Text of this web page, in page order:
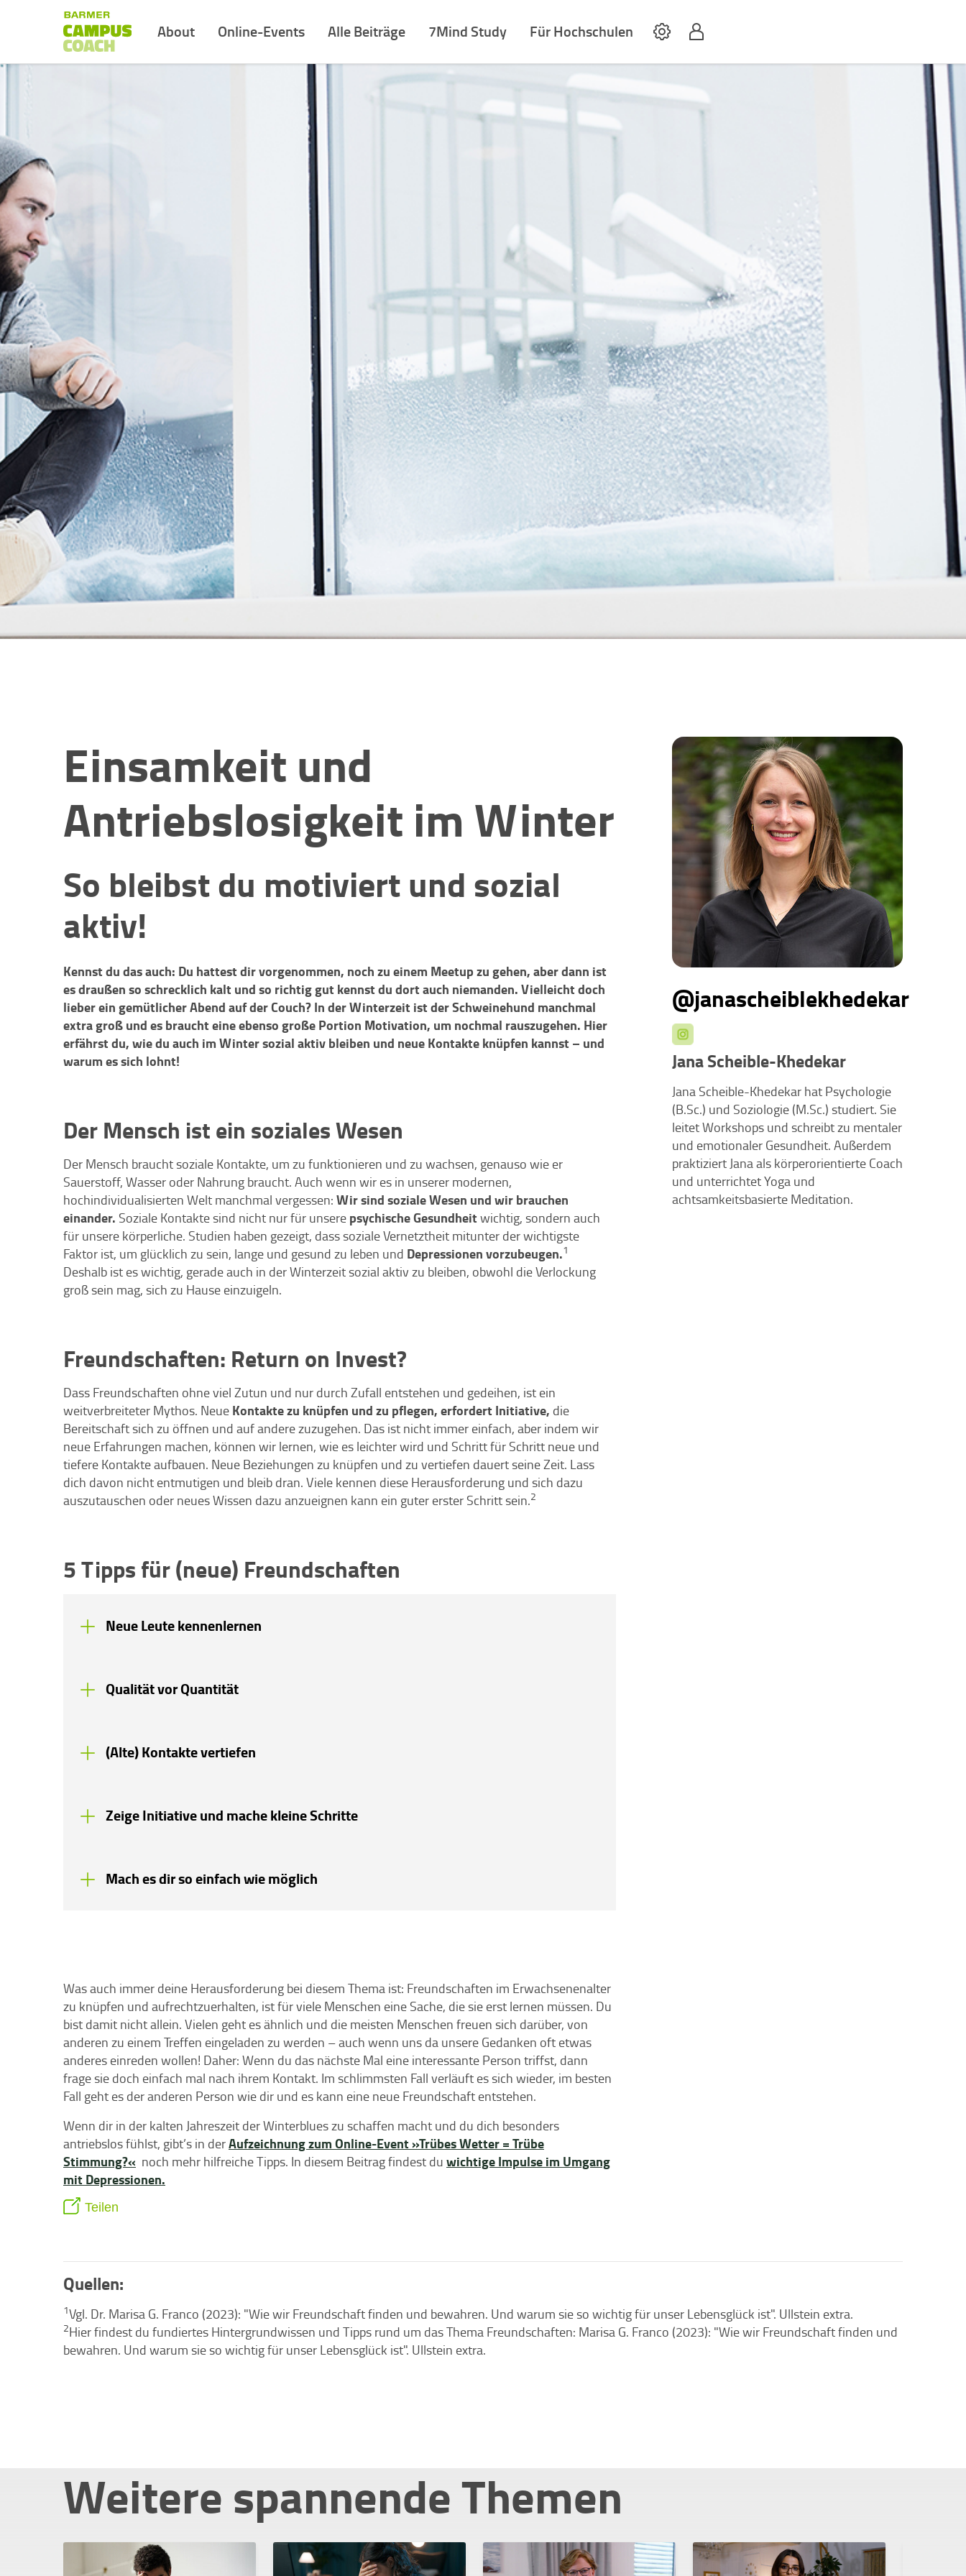
About Online-Events Alle Beiträge 7Mind Study Für Hochschulen SettingsProfil
Einsamkeit und
Antriebslosigkeit im Winter
So bleibst du motiviert und sozial
aktiv!
Kennst du das auch: Du hattest dir vorgenommen, noch zu einem Meetup zu gehen, aber dann ist
es draußen so schrecklich kalt und so richtig gut kennst du dort auch niemanden. Vielleicht doch
lieber ein gemütlicher Abend auf der Couch? In der Winterzeit ist der Schweinehund manchmal
extra groß und es braucht eine ebenso große Portion Motivation, um nochmal rauszugehen. Hier
erfährst du, wie du auch im Winter sozial aktiv bleiben und neue Kontakte knüpfen kannst – und
warum es sich lohnt!
Der Mensch ist ein soziales Wesen
Der Mensch braucht soziale Kontakte, um zu funktionieren und zu wachsen, genauso wie er
Sauerstoff, Wasser oder Nahrung braucht. Auch wenn wir es in unserer modernen,
hochindividualisierten Welt manchmal vergessen: Wir sind soziale Wesen und wir brauchen
einander. Soziale Kontakte sind nicht nur für unsere psychische Gesundheit wichtig, sondern auch
für unsere körperliche. Studien haben gezeigt, dass soziale Vernetztheit mitunter der wichtigste
Faktor ist, um glücklich zu sein, lange und gesund zu leben und Depressionen vorzubeugen.1
Deshalb ist es wichtig, gerade auch in der Winterzeit sozial aktiv zu bleiben, obwohl die Verlockung
groß sein mag, sich zu Hause einzuigeln.
Freundschaften: Return on Invest?
Dass Freundschaften ohne viel Zutun und nur durch Zufall entstehen und gedeihen, ist ein
weitverbreiteter Mythos. Neue Kontakte zu knüpfen und zu pflegen, erfordert Initiative, die
Bereitschaft sich zu öffnen und auf andere zuzugehen. Das ist nicht immer einfach, aber indem wir
neue Erfahrungen machen, können wir lernen, wie es leichter wird und Schritt für Schritt neue und
tiefere Kontakte aufbauen. Neue Beziehungen zu knüpfen und zu vertiefen dauert seine Zeit. Lass
dich davon nicht entmutigen und bleib dran. Viele kennen diese Herausforderung und sich dazu
auszutauschen oder neues Wissen dazu anzueignen kann ein guter erster Schritt sein.2
5 Tipps für (neue) Freundschaften
Neue Leute kennenlernen
Qualität vor Quantität
(Alte) Kontakte vertiefen
Zeige Initiative und mache kleine Schritte
Mach es dir so einfach wie möglich
Was auch immer deine Herausforderung bei diesem Thema ist: Freundschaften im Erwachsenenalter
zu knüpfen und aufrechtzuerhalten, ist für viele Menschen eine Sache, die sie erst lernen müssen. Du
bist damit nicht allein. Vielen geht es ähnlich und die meisten Menschen freuen sich darüber, von
anderen zu einem Treffen eingeladen zu werden – auch wenn uns da unsere Gedanken oft etwas
anderes einreden wollen! Daher: Wenn du das nächste Mal eine interessante Person triffst, dann
frage sie doch einfach mal nach ihrem Kontakt. Im schlimmsten Fall verläuft es sich wieder, im besten
Fall geht es der anderen Person wie dir und es kann eine neue Freundschaft entstehen.
Wenn dir in der kalten Jahreszeit der Winterblues zu schaffen macht und du dich besonders
antriebslos fühlst, gibt’s in derAufzeichnung zum Online-Event »Trübes Wetter = Trübe
Stimmung?« noch mehr hilfreiche Tipps. In diesem Beitrag findest du wichtige Impulse im Umgang
mit Depressionen.
@janascheiblekhedekar
Jana Scheible-Khedekar
Jana Scheible-Khedekar hat Psychologie
(B.Sc.) und Soziologie (M.Sc.) studiert. Sie
leitet Workshops und schreibt zu mentaler
und emotionaler Gesundheit. Außerdem
praktiziert Jana als körperorientierte Coach
und unterrichtet Yoga und
achtsamkeitsbasierte Meditation.
Teilen
Quellen:
1Vgl. Dr. Marisa G. Franco (2023): "Wie wir Freundschaft finden und bewahren. Und warum sie so wichtig für unser Lebensglück ist". Ullstein extra.
2Hier findest du fundiertes Hintergrundwissen und Tipps rund um das Thema Freundschaften: Marisa G. Franco (2023): "Wie wir Freundschaft finden und
bewahren. Und warum sie so wichtig für unser Lebensglück ist". Ullstein extra.
Weitere spannende Themen